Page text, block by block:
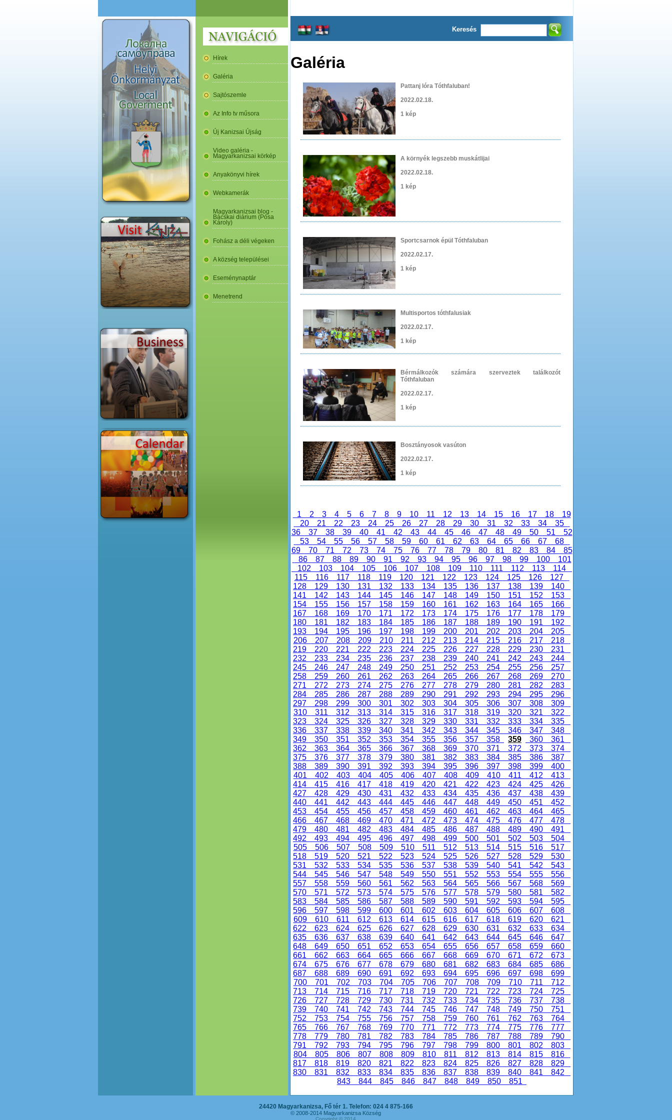
Hírek
Galéria
Sajtószemle
Az Info tv műsora
Új Kanizsai Újság
Video galéria -
Magyarkanizsai körkép
Anyakönyvi hírek
Webkamerák
Magyarkanizsai blog -
Bácskai diárium (Pósa
Károly)
Fohász a déli végeken
A község települései
Eseménynaptár
Menetrend
Keresés
Galéria
Pattanj lóra Tóthfaluban!
2022.02.18.
1 kép
A környék legszebb muskátlijai
2022.02.18.
1 kép
Sportcsarnok épül Tóthfaluban
2022.02.17.
1 kép
Multisportos tóthfalusiak
2022.02.17.
1 kép
Bérmálkozók számára szerveztek találkozót
Tóthfaluban
2022.02.17.
1 kép
Bosztányosok vasúton
2022.02.17.
1 kép
1 2 3 4 5 6 7 8 9 10 11 12 13 14 15 16 17 18
19
20
21 22 23 24 25 26 27 28 29 30 31 32 33 34
35
36
37 38 39 40 41 42 43 44 45 46 47 48 49 50 51
52
53
54 55 56 57 58 59 60 61 62 63 64 65 66 67
68
69
70 71 72 73 74 75 76 77 78 79 80 81 82 83 84
85
86
87 88 89 90 91 92 93 94 95 96 97 98 99 100
101
102
103 104 105 106 107 108 109 110 111 112 113
114
115
116 117 118 119 120 121 122 123 124 125 126
127
128
129 130 131 132 133 134 135 136 137 138 139
140
141
142 143 144 145 146 147 148 149 150 151 152
153
154
155 156 157 158 159 160 161 162 163 164 165
166
167
168 169 170 171 172 173 174 175 176 177 178
179
180
181 182 183 184 185 186 187 188 189 190 191
192
193
194 195 196 197 198 199 200 201 202 203 204
205
206
207 208 209 210 211 212 213 214 215 216 217
218
219
220 221 222 223 224 225 226 227 228 229 230
231
232
233 234 235 236 237 238 239 240 241 242 243
244
245
246 247 248 249 250 251 252 253 254 255 256
257
258
259 260 261 262 263 264 265 266 267 268 269
270
271
272 273 274 275 276 277 278 279 280 281 282
283
284
285 286 287 288 289 290 291 292 293 294 295
296
297
298 299 300 301 302 303 304 305 306 307 308
309
310
311 312 313 314 315 316 317 318 319 320 321
322
323
324 325 326 327 328 329 330 331 332 333 334
335
336
337 338 339 340 341 342 343 344 345 346 347
348
349
350 351 352 353 354 355 356 357 358 359 360
361
362
363 364 365 366 367 368 369 370 371 372 373
374
375
376 377 378 379 380 381 382 383 384 385 386
387
388
389 390 391 392 393 394 395 396 397 398 399
400
401
402 403 404 405 406 407 408 409 410 411 412
413
414
415 416 417 418 419 420 421 422 423 424 425
426
427
428 429 430 431 432 433 434 435 436 437 438
439
440
441 442 443 444 445 446 447 448 449 450 451
452
453
454 455 456 457 458 459 460 461 462 463 464
465
466
467 468 469 470 471 472 473 474 475 476 477
478
479
480 481 482 483 484 485 486 487 488 489 490
491
492
493 494 495 496 497 498 499 500 501 502 503
504
505
506 507 508 509 510 511 512 513 514 515 516
517
518
519 520 521 522 523 524 525 526 527 528 529
530
531
532 533 534 535 536 537 538 539 540 541 542
543
544
545 546 547 548 549 550 551 552 553 554 555
556
557
558 559 560 561 562 563 564 565 566 567 568
569
570
571 572 573 574 575 576 577 578 579 580 581
582
583
584 585 586 587 588 589 590 591 592 593 594
595
596
597 598 599 600 601 602 603 604 605 606 607
608
609
610 611 612 613 614 615 616 617 618 619 620
621
622
623 624 625 626 627 628 629 630 631 632 633
634
635
636 637 638 639 640 641 642 643 644 645 646
647
648
649 650 651 652 653 654 655 656 657 658 659
660
661
662 663 664 665 666 667 668 669 670 671 672
673
674
675 676 677 678 679 680 681 682 683 684 685
686
687
688 689 690 691 692 693 694 695 696 697 698
699
700
701 702 703 704 705 706 707 708 709 710 711
712
713
714 715 716 717 718 719 720 721 722 723 724
725
726
727 728 729 730 731 732 733 734 735 736 737
738
739
740 741 742 743 744 745 746 747 748 749 750
751
752
753 754 755 756 757 758 759 760 761 762 763
764
765
766 767 768 769 770 771 772 773 774 775 776
777
778
779 780 781 782 783 784 785 786 787 788 789
790
791
792 793 794 795 796 797 798 799 800 801 802
803
804
805 806 807 808 809 810 811 812 813 814 815
816
817
818 819 820 821 822 823 824 825 826 827 828
829
830
831 832 833 834 835 836 837 838 839 840 841
842
843
844 845 846 847 848 849 850 851
24420 Magyarkanizsa, Fő tér 1. Telefon: 024 4 875-166
© 2008-2014 Magyarkanizsa Község
Copyright © 2014